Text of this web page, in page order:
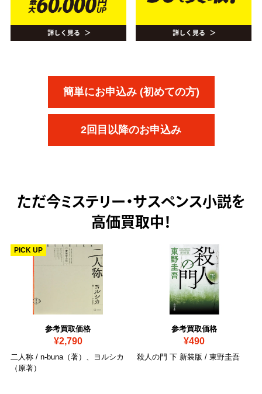
簡単にお申込み (初めての方)
2回目以降のお申込み
ただ今ミステリー・サスペンス小説を
高価買取中！
参考買取価格
¥2,790
PICK UP
二人称 / n-buna（著）、ヨルシカ
（原著）
参考買取価格
¥490
殺人の門 下 新装版 / 東野圭吾